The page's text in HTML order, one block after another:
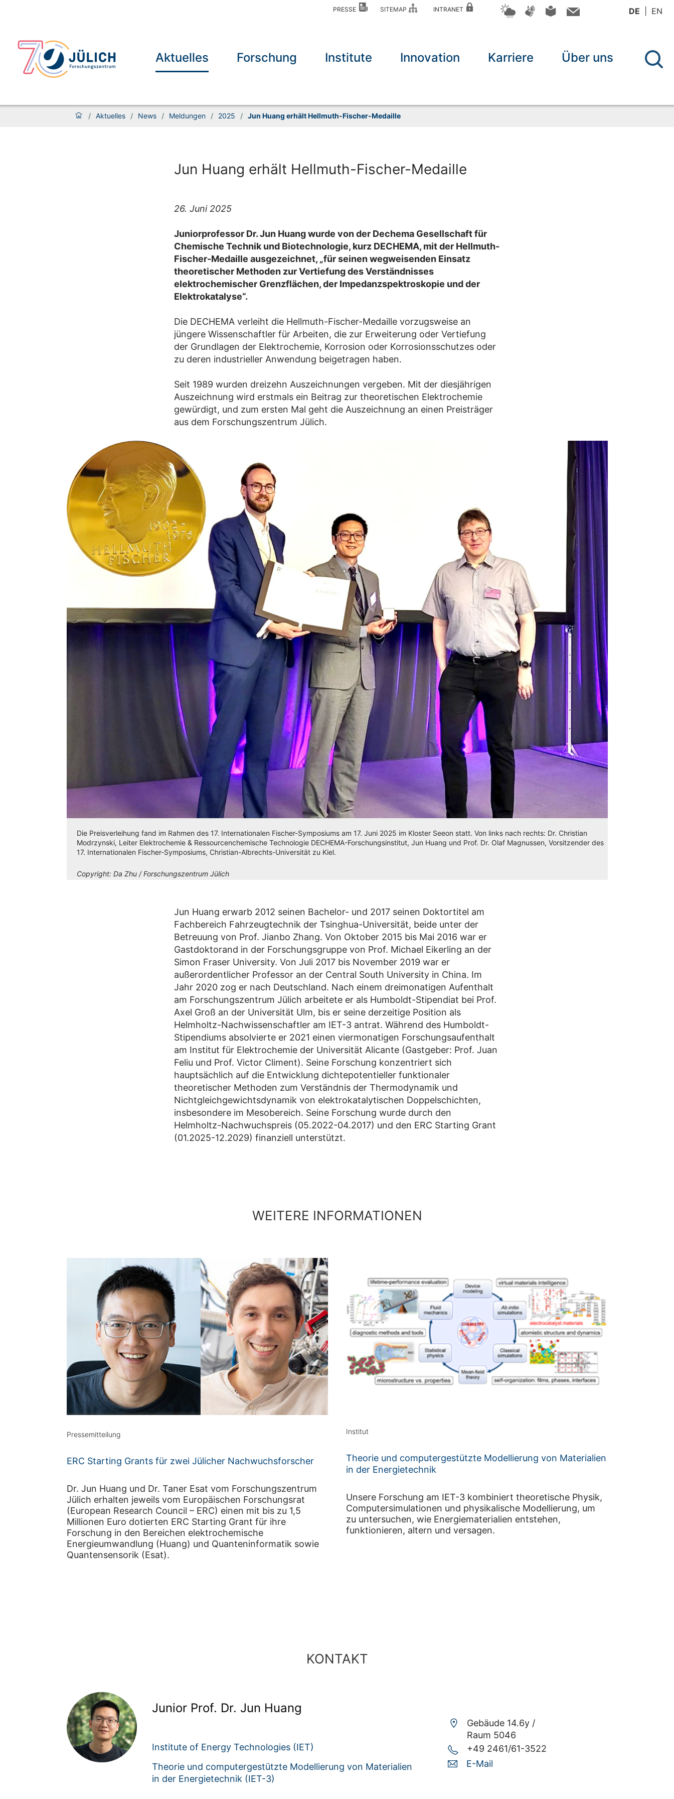
PRESSE SITEMAP INTRANET DE EN
Aktuelles Forschung Institute Innovation Karriere Über uns
/ Aktuelles / News / Meldungen / 2025 / Jun Huang erhält Hellmuth-Fischer-Medaille
Jun Huang erhält Hellmuth-Fischer-Medaille
26. Juni 2025
Juniorprofessor Dr. Jun Huang wurde von der Dechema Gesellschaft für
Chemische Technik und Biotechnologie, kurz DECHEMA, mit der Hellmuth-
Fischer-Medaille ausgezeichnet, „für seinen wegweisenden Einsatz
theoretischer Methoden zur Vertiefung des Verständnisses
elektrochemischer Grenzflächen, der Impedanzspektroskopie und der
Elektrokatalyse“.
Die DECHEMA verleiht die Hellmuth-Fischer-Medaille vorzugsweise an
jüngere Wissenschaftler für Arbeiten, die zur Erweiterung oder Vertiefung
der Grundlagen der Elektrochemie, Korrosion oder Korrosionsschutzes oder
zu deren industrieller Anwendung beigetragen haben.
Seit 1989 wurden dreizehn Auszeichnungen vergeben. Mit der diesjährigen
Auszeichnung wird erstmals ein Beitrag zur theoretischen Elektrochemie
gewürdigt, und zum ersten Mal geht die Auszeichnung an einen Preisträger
aus dem Forschungszentrum Jülich.
Die Preisverleihung fand im Rahmen des 17. Internationalen Fischer-Symposiums am 17. Juni 2025 im Kloster Seeon statt. Von links nach rechts: Dr. Christian
Modrzynski, Leiter Elektrochemie & Ressourcenchemische Technologie DECHEMA-Forschungsinstitut, Jun Huang und Prof. Dr. Olaf Magnussen, Vorsitzender des
17. Internationalen Fischer-Symposiums, Christian-Albrechts-Universität zu Kiel.
Copyright: Da Zhu / Forschungszentrum Jülich
Jun Huang erwarb 2012 seinen Bachelor- und 2017 seinen Doktortitel am
Fachbereich Fahrzeugtechnik der Tsinghua-Universität, beide unter der
Betreuung von Prof. Jianbo Zhang. Von Oktober 2015 bis Mai 2016 war er
Gastdoktorand in der Forschungsgruppe von Prof. Michael Eikerling an der
Simon Fraser University. Von Juli 2017 bis November 2019 war er
außerordentlicher Professor an der Central South University in China. Im
Jahr 2020 zog er nach Deutschland. Nach einem dreimonatigen Aufenthalt
am Forschungszentrum Jülich arbeitete er als Humboldt-Stipendiat bei Prof.
Axel Groß an der Universität Ulm, bis er seine derzeitige Position als
Helmholtz-Nachwissenschaftler am IET-3 antrat. Während des Humboldt-
Stipendiums absolvierte er 2021 einen viermonatigen Forschungsaufenthalt
am Institut für Elektrochemie der Universität Alicante (Gastgeber: Prof. Juan
Feliu und Prof. Victor Climent). Seine Forschung konzentriert sich
hauptsächlich auf die Entwicklung dichtepotentieller funktionaler
theoretischer Methoden zum Verständnis der Thermodynamik und
Nichtgleichgewichtsdynamik von elektrokatalytischen Doppelschichten,
insbesondere im Mesobereich. Seine Forschung wurde durch den
Helmholtz-Nachwuchspreis (05.2022-04.2017) und den ERC Starting Grant
(01.2025-12.2029) finanziell unterstützt.
WEITERE INFORMATIONEN
Pressemitteilung
ERC Starting Grants für zwei Jülicher Nachwuchsforscher
Dr. Jun Huang und Dr. Taner Esat vom Forschungszentrum
Jülich erhalten jeweils vom Europäischen Forschungsrat
(European Research Council – ERC) einen mit bis zu 1,5
Millionen Euro dotierten ERC Starting Grant für ihre
Forschung in den Bereichen elektrochemische
Energieumwandlung (Huang) und Quanteninformatik sowie
Quantensensorik (Esat).
Institut
Theorie und computergestützte Modellierung von Materialien
in der Energietechnik
Unsere Forschung am IET-3 kombiniert theoretische Physik,
Computersimulationen und physikalische Modellierung, um
zu untersuchen, wie Energiematerialien entstehen,
funktionieren, altern und versagen.
KONTAKT
Junior Prof. Dr. Jun Huang
Institute of Energy Technologies (IET)
Theorie und computergestützte Modellierung von Materialien
in der Energietechnik (IET-3)
Gebäude 14.6y /
Raum 5046
+49 2461/61-3522
E-Mail